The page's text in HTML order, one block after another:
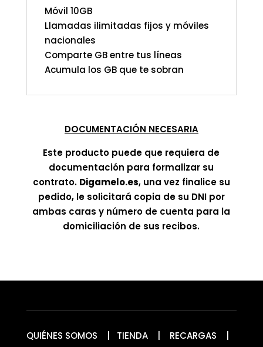
Móvil 10GB
Llamadas ilimitadas fijos y móviles
nacionales
Comparte GB entre tus líneas
Acumula los GB que te sobran
DOCUMENTACIÓN NECESARIA
Este producto puede que requiera de
documentación para formalizar su
contrato. Digamelo.es, una vez finalice su
pedido, le solicitará copia de su DNI por
ambas caras y número de cuenta para la
domiciliación de sus recibos.
QUIÉNES SOMOS TIENDA RECARGAS